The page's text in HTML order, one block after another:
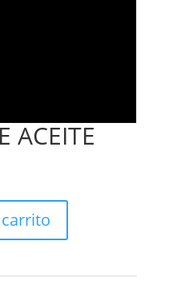
ACEITE